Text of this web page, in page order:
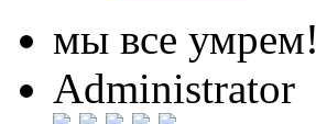
мы все умрем!
Administrator